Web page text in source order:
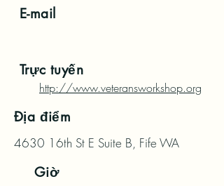
E-mail
Trực tuyến
http://www.veteransworkshop.org
Địa điểm
4630 16th St E Suite B, Fife WA
Giờ